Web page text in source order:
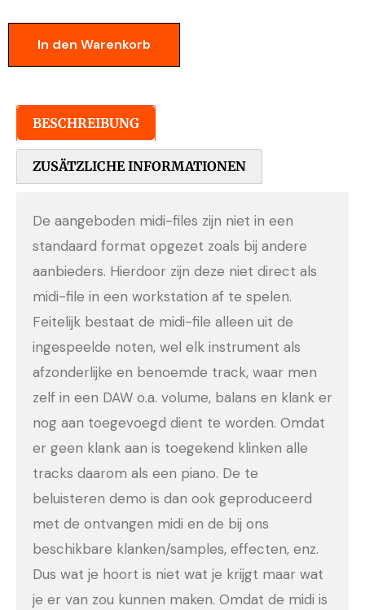
In den Warenkorb
BESCHREIBUNG
ZUSÄTZLICHE INFORMATIONEN
De aangeboden midi-files zijn niet in een
standaard format opgezet zoals bij andere
aanbieders. Hierdoor zijn deze niet direct als
midi-file in een workstation af te spelen.
Feitelijk bestaat de midi-file alleen uit de
ingespeelde noten, wel elk instrument als
afzonderlijke en benoemde track, waar men
zelf in een DAW o.a. volume, balans en klank er
nog aan toegevoegd dient te worden. Omdat
er geen klank aan is toegekend klinken alle
tracks daarom als een piano. De te
beluisteren demo is dan ook geproduceerd
met de ontvangen midi en de bij ons
beschikbare klanken/samples, effecten, enz.
Dus wat je hoort is niet wat je krijgt maar wat
je er van zou kunnen maken. Omdat de midi is